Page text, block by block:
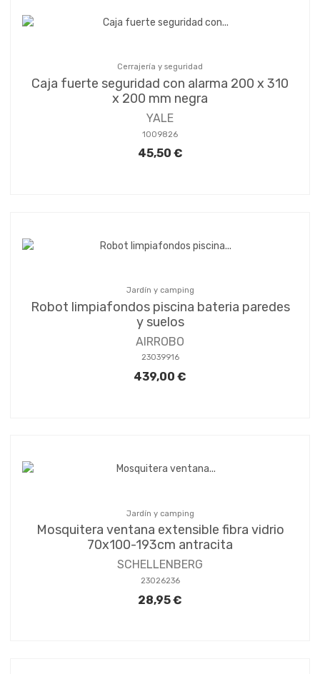
Cerrajería y seguridad
Caja fuerte seguridad con alarma 200 x 310
x 200 mm negra
YALE
1009826
45,50 €
Jardín y camping
Robot limpiafondos piscina bateria paredes
y suelos
AIRROBO
23039916
439,00 €
Jardín y camping
Mosquitera ventana extensible fibra vidrio
70x100-193cm antracita
SCHELLENBERG
23026236
28,95 €